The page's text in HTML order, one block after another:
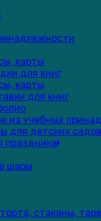
карты
для книг
карты
для книг
из учебных
для детских садов
праздника
шары
стаканы,